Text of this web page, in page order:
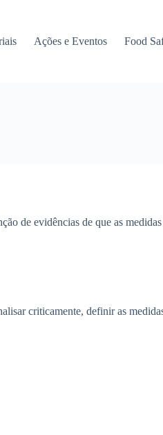
Ações e Eventos Food
de evidências de que as
criticamente, definir as